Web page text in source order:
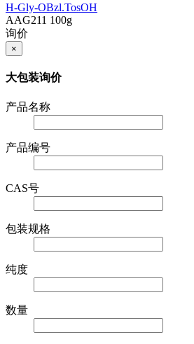
H-Gly-OBzl.TosOH
AAG211 100g
询价
×
大包装询价
产品名称
产品编号
CAS号
包装规格
纯度
数量